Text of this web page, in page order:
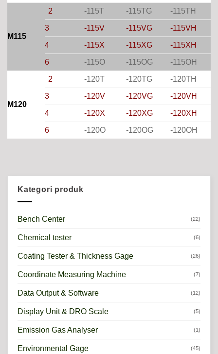
M115
2 -115T -115TG -115TH
3 -115V -115VG -115VH
4 -115X -115XG -115XH
6 -115O -115OG -115OH
M120
2 -120T -120TG -120TH
3 -120V -120VG -120VH
4 -120X -120XG -120XH
6 -120O -120OG -120OH
Kategori produk
Bench Center (22)
Chemical tester (6)
Coating Tester & Thickness Gage (26)
Coordinate Measuring Machine (7)
Data Output & Software (12)
Display Unit & DRO Scale (5)
Emission Gas Analyser (1)
Environmental Gage (45)